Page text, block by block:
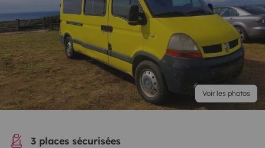
Voir les photos
3 places sécurisées